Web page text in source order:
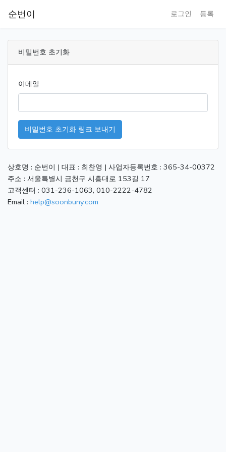
순번이 로그인 등록
비밀번호 초기화
이메일
비밀번호 초기화 링크 보내기
상호명 : 순번이 | 대표 : 최찬영 | 사업자등록번호 : 365-34-00372
주소 : 서울특별시 금천구 시흥대로 153길 17
고객센터 : 031-236-1063, 010-2222-4782
Email : help@soonbuny.com